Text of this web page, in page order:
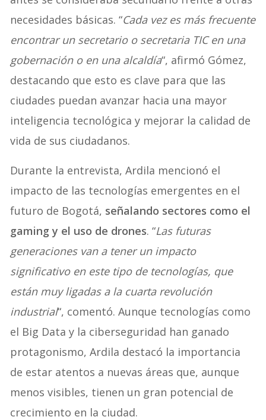
necesidades básicas. “Cada vez es más frecuente
encontrar un secretario o secretaria TIC en una
gobernación o en una alcaldía“, afirmó Gómez,
destacando que esto es clave para que las
ciudades puedan avanzar hacia una mayor
inteligencia tecnológica y mejorar la calidad de
vida de sus ciudadanos.
Durante la entrevista, Ardila mencionó el
impacto de las tecnologías emergentes en el
futuro de Bogotá, señalando sectores como el
gaming y el uso de drones. “Las futuras
generaciones van a tener un impacto
significativo en este tipo de tecnologías, que
están muy ligadas a la cuarta revolución
industrial“, comentó. Aunque tecnologías como
el Big Data y la ciberseguridad han ganado
protagonismo, Ardila destacó la importancia
de estar atentos a nuevas áreas que, aunque
menos visibles, tienen un gran potencial de
crecimiento en la ciudad.